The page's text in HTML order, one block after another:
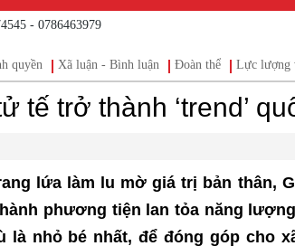
ĐỒNG NAI & NGHỊ QUYẾT 57
NAI ĐẠI HỘI ĐẠI BIỂU TOÀN QUỐC LẦN THỨ XIV
- 0786463979
quyền Xã luận - Bình luận Đoàn thể Lực
tế trở thành ‘trend’
lứa làm lu mờ giá trị bản thân,
phương tiện lan tỏa năng
nhỏ bé nhất, để đóng góp cho